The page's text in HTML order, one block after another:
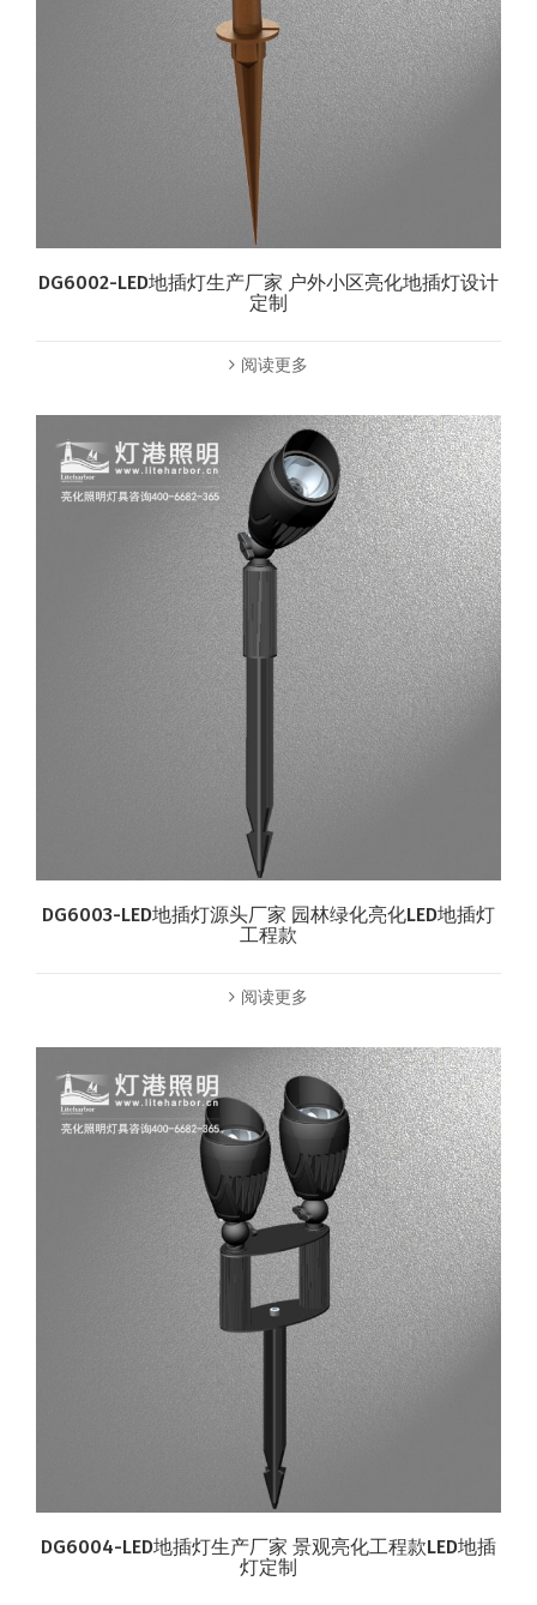
DG6002-LED地插灯生产厂家 户外小区亮化地插灯设计
定制
阅读更多
DG6003-LED地插灯源头厂家 园林绿化亮化LED地插灯
工程款
阅读更多
DG6004-LED地插灯生产厂家 景观亮化工程款LED地插
灯定制